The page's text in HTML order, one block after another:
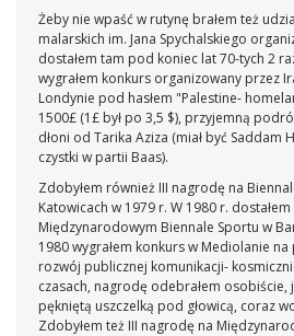
Żeby nie wpaść w rutynę brałem też
malarskich im. Jana Spychalskiego
dostałem tam pod koniec lat 70-tych 2
wygrałem konkurs organizowany przez
Londynie pod hasłem "Palestine-
1500£ (1£ był po 3,5 $), przyjemną
dłoni od Tarika Aziza (miał być Saddam
czystki w partii Baas).
Zdobyłem również III nagrodę na
Katowicach w 1979 r. W 1980 r.
Międzynarodowym Biennale Sportu w
1980 wygrałem konkurs w Mediolanie
rozwój publicznej komunikacji-
czasach, nagrodę odebrałem osobiście,
pękniętą uszczelką pod głowicą, coraz
Zdobyłem też III nagrodę na